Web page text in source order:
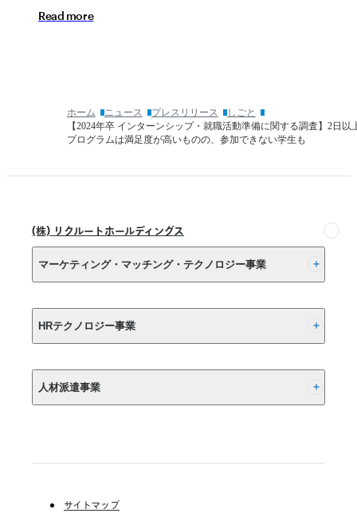
況」
3
代
験
棚
卸
は
以
上
る
Read more
ホーム ニュース プレスリリース
しごと
【2024年卒 インターンシップ・就職活動準備に関する調査】2日以
プログラムは満足度が高いものの、参加できない学生も
(株) リクルートホールディングス
マーケティング・マッチング・テクノロジー事業
(株) リクルート
HRテクノロジー事業
(株) インディードリクルートパートナーズ
(株) インディードリクルートテクノロジーズ
人材派遣事業
RGF Staffing France SAS
サイトマップ